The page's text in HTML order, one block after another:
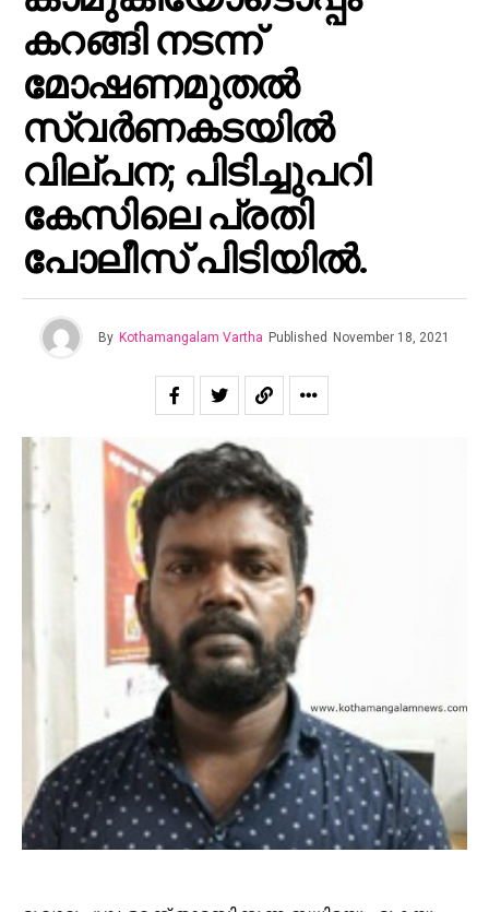
കറങ്ങി നടന്ന്
മോഷണമുതൽ
സ്വർണകടയിൽ
വില്പന; പിടിച്ചുപറി
കേസിലെ പ്രതി
പോലീസ് പിടിയിൽ.
By Kothamangalam Vartha Published November 18, 2021